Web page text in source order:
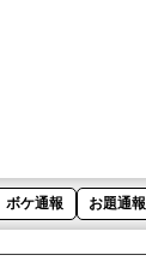
ボケ通報 お題通報